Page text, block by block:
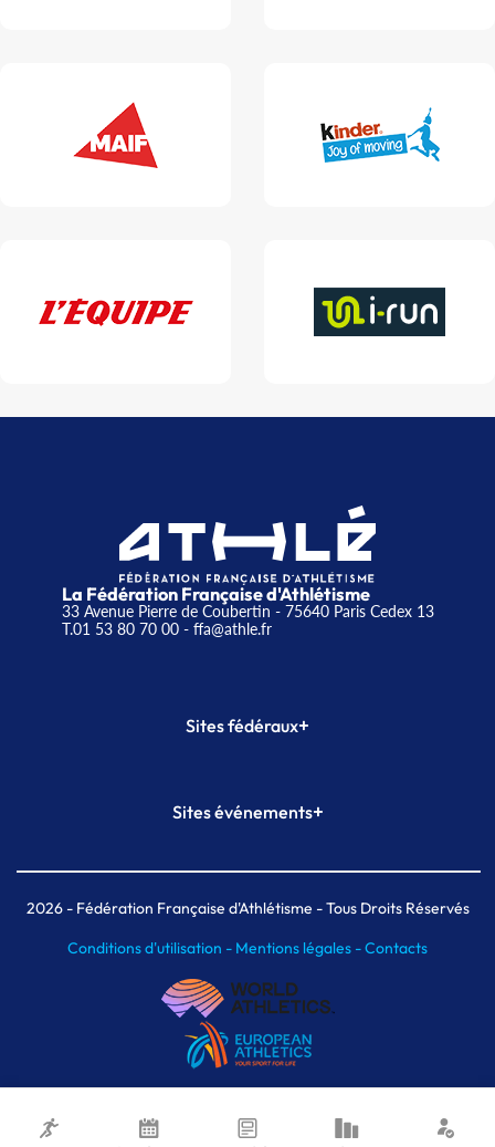
La Fédération Française d'Athlétisme
33 Avenue Pierre de Coubertin - 75640 Paris Cedex 13
T.01 53 80 70 00- ffa@athle.fr
Sites fédéraux+
Plateforme Formation
Sites événements+
Meeting de Paris indoor
MAIF Ekiden de Paris
2026- Fédération Française d'Athlétisme - Tous Droits Réservés
Conditions d'utilisation - Mentions légales -Contacts